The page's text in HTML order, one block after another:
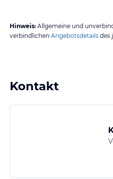
Hinweis: Allgemeine und
verbindlichen Angebotsdetails des
Kontakt